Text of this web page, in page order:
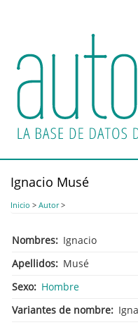
principal
Ignacio Musé
Inicio > Autor>
Nombres
Ignacio
Apellidos
Musé
Sexo
Hombre
Variantes de nombre